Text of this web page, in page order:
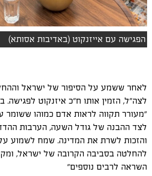
הפגישה עם אייזנקוט (באדיבות אסותא)
לאחר ששמע על הסיפור של ישראל
לצה"ל, הזמין אותו ח"כ איזנקוט
"מעורר תקווה לראות אדם כמוהו ששומר
לצד ההבנה של גודל השעה, הערבות
והזכות לשרת את המדינה. שמח לשמוע
להחלטה בסביבה הקרובה של ישראל,
השראה לרבים נוספים"